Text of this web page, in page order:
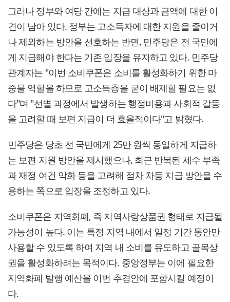
그러나 정부와 여당 간에는 지급 대상과 금액에 대한 이
견이 남아 있다. 정부는 고소득자에 대한 지원을 줄이거
나 제외하는 방안을 선호하는 반면, 민주당은 전 국민에
게 지급해야 한다는 기존 입장을 유지하고 있다. 민주당
관계자는 "이번 소비쿠폰은 소비를 활성화하기 위한 마
중물 역할을 하므로 고소득층을 굳이 배제할 필요는 없
다"며 "선별 과정에서 발생하는 행정비용과 사회적 갈등
을 고려할 때 보편 지급이 더 효율적이다"고 밝혔다.
민주당은 당초 전 국민에게 25만 원씩 동일하게 지급하
는 보편 지원 방안을 제시했으나, 최근 반복된 세수 부족
과 재정 여건 악화 등을 고려해 점차 차등 지급 방안을 수
용하는 쪽으로 입장을 조정하고 있다.
소비쿠폰은 지역화폐, 즉 지역사랑상품권 형태로 지급될
가능성이 높다. 이는 특정 지역 내에서 일정 기간 동안만
사용할 수 있도록 하여 지역 내 소비를 유도하고 골목상
권을 활성화하려는 목적이다. 중앙정부는 이에 필요한
지역화폐 발행 예산을 이번 추경안에 포함시킬 예정이
다.